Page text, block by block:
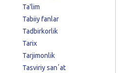
Ta'lim
Tabiiy fanlar
Tadbirkorlik
Tarix
Tarjimonlik
Tasviriy sanʼat